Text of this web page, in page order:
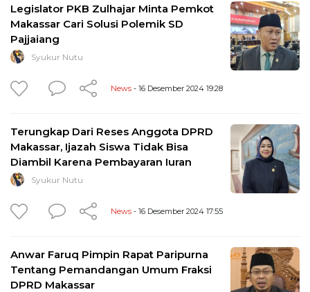
Legislator PKB Zulhajar Minta Pemkot
Makassar Cari Solusi Polemik SD
Pajjaiang
Syukur Nutu
News - 16 Desember 2024 19:28
Terungkap Dari Reses Anggota DPRD
Makassar, Ijazah Siswa Tidak Bisa
Diambil Karena Pembayaran Iuran
Syukur Nutu
News - 16 Desember 2024 17:55
Anwar Faruq Pimpin Rapat Paripurna
Tentang Pemandangan Umum Fraksi
DPRD Makassar